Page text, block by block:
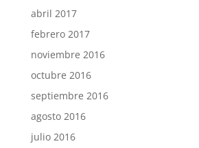
abril 2017
febrero 2017
noviembre 2016
octubre 2016
septiembre 2016
agosto 2016
julio 2016